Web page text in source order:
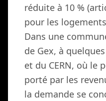
réduite à 10 %
pour les
Dans une
de Gex, à
et du CERN, où le
porté par les
la demande se